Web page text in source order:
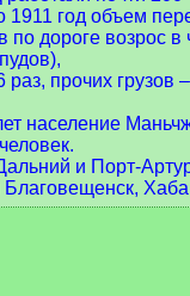
1911 год объем
по дороге возрос
раз, прочих грузов
население
и Порт-
Благовещенск,